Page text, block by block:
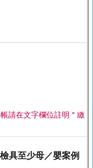
請在文字欄位註明＂繳
具至少母／嬰案例